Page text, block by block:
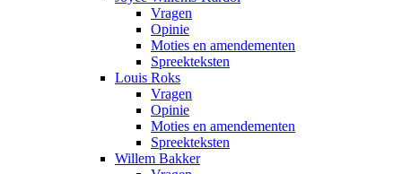
Vragen
Opinie
Moties en amendementen
Spreekteksten
Louis Roks
Vragen
Opinie
Moties en amendementen
Spreekteksten
Willem Bakker